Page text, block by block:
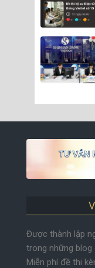
Được thành lập
trong những blog
Miễn phí đề thi